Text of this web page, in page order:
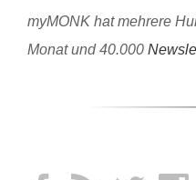
myMONK hat mehrere
Monat und 40.000